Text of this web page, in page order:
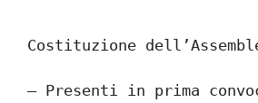
Costituzione
– Presenti in prima